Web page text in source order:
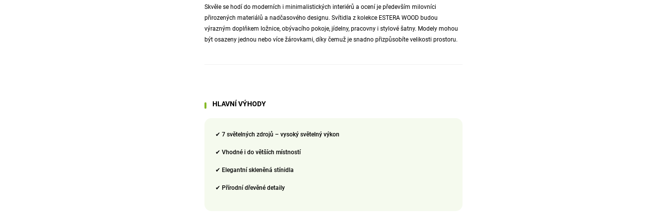
Skvěle se hodí do moderních i minimalistických interiérů a ocení je především milovníci
přirozených materiálů a nadčasového designu. Svítidla z kolekce ESTERA WOOD budou
výrazným doplňkem ložnice, obývacího pokoje, jídelny, pracovny i stylové šatny. Modely mohou
být osazeny jednou nebo více žárovkami, díky čemuž je snadno přizpůsobíte velikosti prostoru.
HLAVNÍ VÝHODY
✔ 7 světelných zdrojů – vysoký světelný výkon
✔ Vhodné i do větších místností
✔ Elegantní skleněná stínidla
✔ Přírodní dřevěné detaily